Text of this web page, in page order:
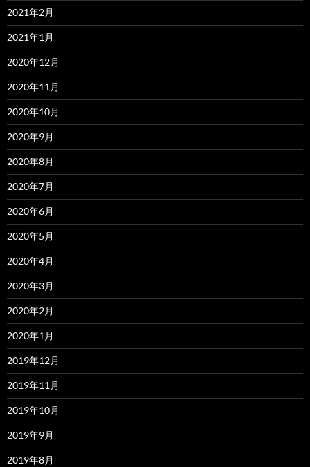
2021年2月
2021年1月
2020年12月
2020年11月
2020年10月
2020年9月
2020年8月
2020年7月
2020年6月
2020年5月
2020年4月
2020年3月
2020年2月
2020年1月
2019年12月
2019年11月
2019年10月
2019年9月
2019年8月